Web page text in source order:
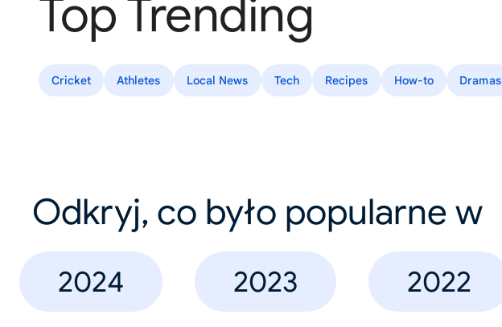
Top Trending
Cricket Athletes Local News Tech Recipes How-to Dramas
Odkryj, co było popularne w
2024 2023 2022